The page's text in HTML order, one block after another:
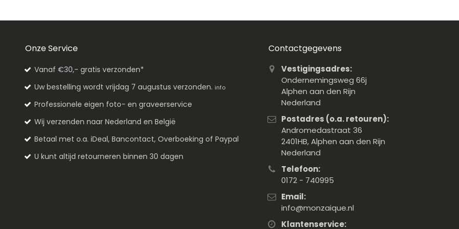
Onze Service
Vanaf €30,- gratis verzonden*
Uw bestelling wordt vrijdag 7 augustus verzonden. info
Professionele eigen foto- en graveerservice
Wij verzenden naar Nederland en België
Betaal met o.a. iDeal, Bancontact, Overboeking of Paypal
U kunt altijd retourneren binnen 30 dagen
Contactgegevens
Vestigingsadres:
Ondernemingsweg 66j
Alphen aan den Rijn
Nederland
Postadres (o.a. retouren):
Andromedastraat 36
2401HB, Alphen aan den Rijn
Nederland
Telefoon:
0172 - 740995
Email:
info@monzaique.nl
Klantenservice: